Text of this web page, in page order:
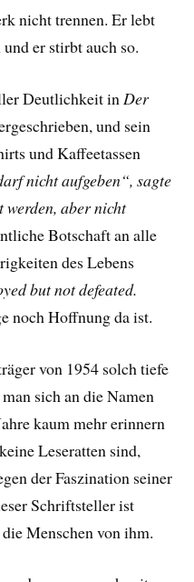
nicht trennen. Er lebt
er stirbt auch so.
Deutlichkeit in Der
und sein
und Kaffeetassen
nicht aufgeben“, sagte
aber nicht
Botschaft an alle
des Lebens
but not defeated.
noch Hoffnung da ist.
von 1954 solch tiefe
sich an die Namen
kaum mehr erinnern
Leseratten sind,
der Faszination seiner
Schriftsteller ist
Menschen von ihm.